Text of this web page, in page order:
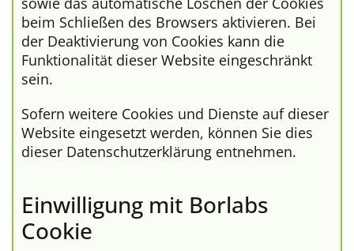
beim Schließen des Browsers aktivieren. Bei
der Deaktivierung von Cookies kann die
Funktionalität dieser Website eingeschränkt
sein.
Sofern weitere Cookies und Dienste auf dieser
Website eingesetzt werden, können Sie dies
dieser Datenschutzerklärung entnehmen.
Einwilligung mit Borlabs
Cookie